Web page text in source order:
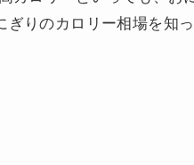
ぎりのカロリー相場を知